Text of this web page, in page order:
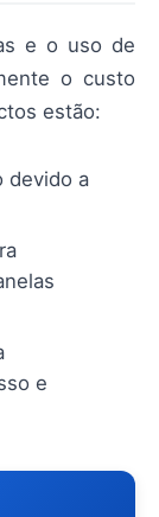
e o uso de
o custo
estão:
devido a
e